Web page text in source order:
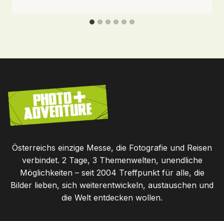
Highlights des Rahmenprogramms